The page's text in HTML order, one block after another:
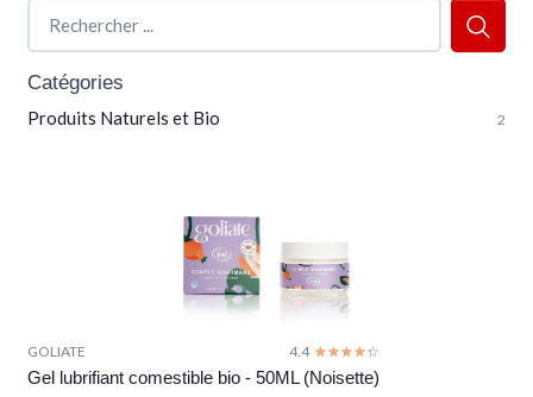
Catégories
Produits Naturels et Bio 2
GOLIATE 4.4 ☆☆☆☆☆
★★★★★
Gel lubrifiant comestible bio - 50ML (Noisette)